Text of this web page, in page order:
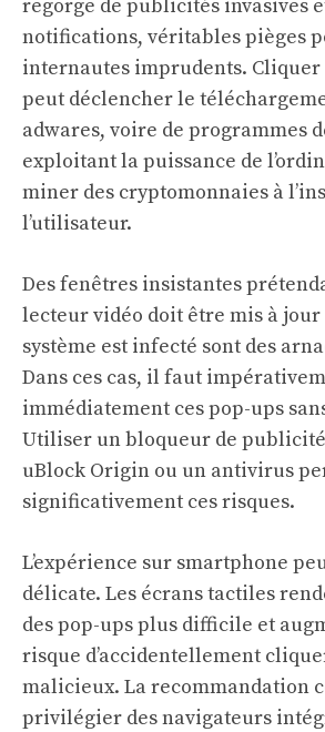
regorge de publicités invasives
notifications, véritables pièges
internautes imprudents. Cliquer
peut déclencher le
adwares, voire de programmes
exploitant la puissance de
miner des cryptomonnaies à
l’utilisateur.
Des fenêtres insistantes
lecteur vidéo doit être mis à jour
système est infecté sont des
Dans ces cas, il faut
immédiatement ces pop-ups
Utiliser un bloqueur de
uBlock Origin ou un antivirus
significativement ces risques.
L’expérience sur smartphone
délicate. Les écrans tactiles
des pop-ups plus difficile et
risque d’accidentellement
malicieux. La recommandation
privilégier des navigateurs